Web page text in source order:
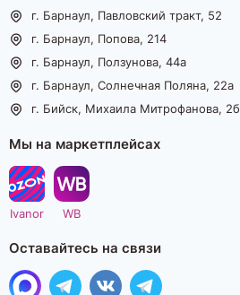
г. Барнаул, Павловский тракт, 52
г. Барнаул, Попова, 214
г. Барнаул, Ползунова, 44а
г. Барнаул, Солнечная Поляна, 22а
г. Бийск, Михаила Митрофанова, 2б
Мы на маркетплейсах
Ivanor WB
Оставайтесь на связи